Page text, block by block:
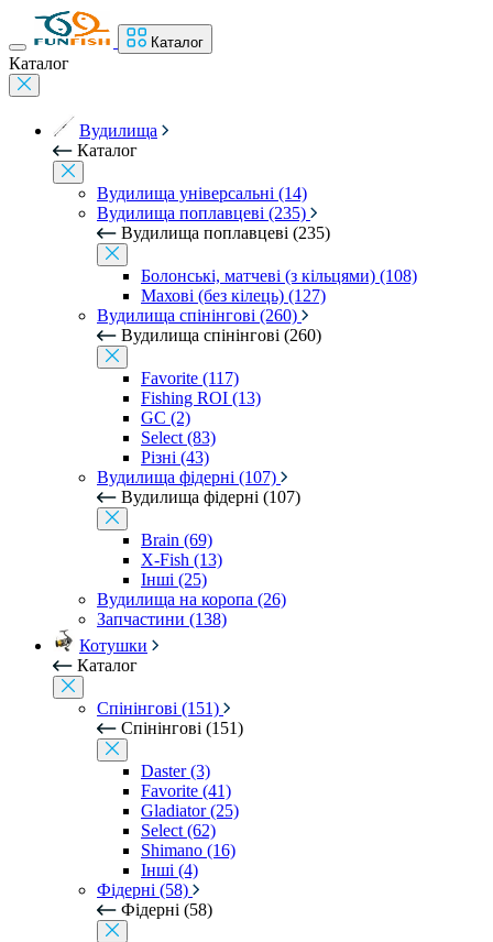
Каталог
Каталог
Вудилища
Каталог
Вудилища універсальні (14)
Вудилища поплавцеві (235)
Вудилища поплавцеві (235)
Болонські, матчеві (з кільцями) (108)
Махові (без кілець) (127)
Вудилища спінінгові (260)
Вудилища спінінгові (260)
Favorite (117)
Fishing ROI (13)
GC (2)
Select (83)
Різні (43)
Вудилища фідерні (107)
Вудилища фідерні (107)
Brain (69)
X-Fish (13)
Інші (25)
Вудилища на коропа (26)
Запчастини (138)
Котушки
Каталог
Спінінгові (151)
Спінінгові (151)
Daster (3)
Favorite (41)
Gladiator (25)
Select (62)
Shimano (16)
Інші (4)
Фідерні (58)
Фідерні (58)